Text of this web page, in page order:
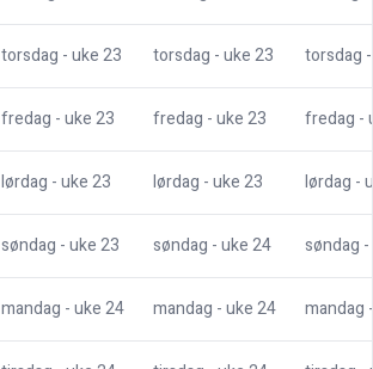
torsdag - uke23 torsdag - uke23 torsdag
fredag - uke23 fredag - uke23 fredag -
lørdag - uke23 lørdag - uke23 lørdag -
søndag - uke23 søndag - uke24 søndag
mandag - uke24 mandag - uke24 mandag